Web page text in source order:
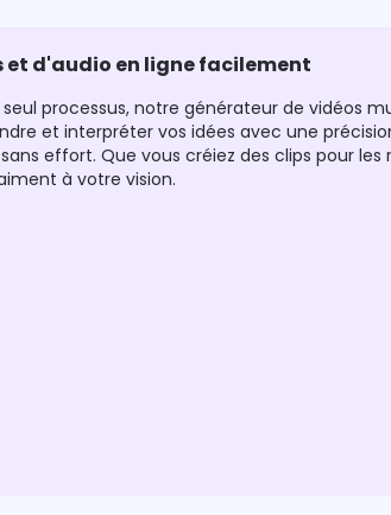
et d'audio en ligne facilement
processus, notre générateur de vidéos
et interpréter vos idées avec une
effort. Que vous créiez des clips pour
à votre vision.